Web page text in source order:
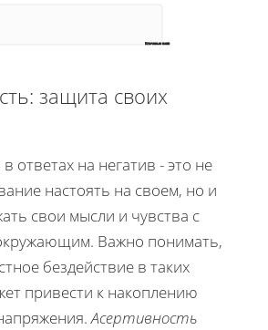
Ключевые шаги
защита своих
ответах на негатив - это не
настоять на своем, но и
свои мысли и чувства с
Важно понимать,
бездействие в таких
привести к накоплению
Асертивность